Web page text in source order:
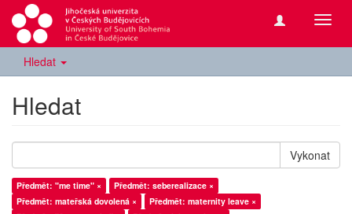
Hledat
Hledat
Vykonat
Předmět: "me time" ×
Předmět: seberealizace ×
Předmět: mateřská dovolená ×
Předmět: maternity leave ×